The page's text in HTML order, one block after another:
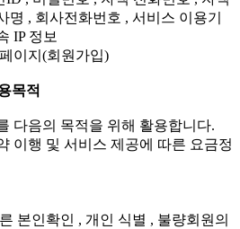
명 , 회사전화번호 , 서비스 이용기
IP 정보
이지(회원가입)
목적
다음의 목적을 위해 활용합니다.
이행 및 서비스 제공에 따른 요금정
본인확인 , 개인 식별 , 불량회원의